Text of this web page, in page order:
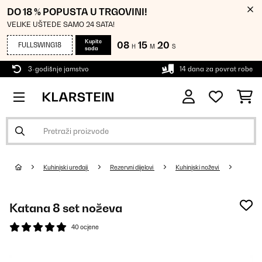
DO 18 % POPUSTA U TRGOVINI!
VELIKE UŠTEDE SAMO 24 SATA!
FULLSWING18
Kupite
sada
08 H 15 M 20 S
3-godišnje jamstvo 14 dana za povrat robe
Kuhinjski uređaji Rezervni dijelovi Kuhinjski noževi
Katana 8 set noževa
40 ocjene